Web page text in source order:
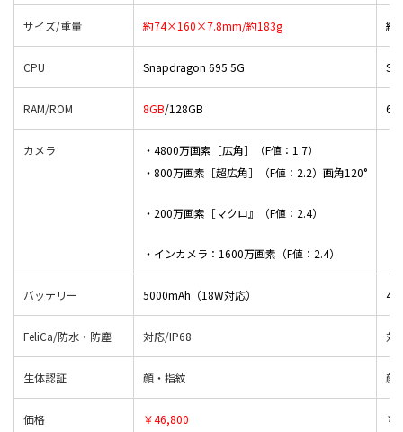
サイズ/重量 約74×160×7.8mm/約183g 約
CPU Snapdragon 695 5G
RAM/ROM 8GB/128GB
カメラ
・4800万画素［広角］（F値：1.7）
・800万画素［超広角］（F値：2.2）画角120°
・200万画素［マクロ』（F値：2.4）
・インカメラ：1600万画素（F値：2.4）
バッテリー 5000mAh（18W対応）
FeliCa/防水・防塵 対応/IP68 対
生体認証 顔・指紋 顔
価格 ￥46,800 ￥